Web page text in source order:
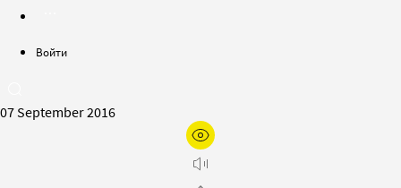
Войти
07 September 2016